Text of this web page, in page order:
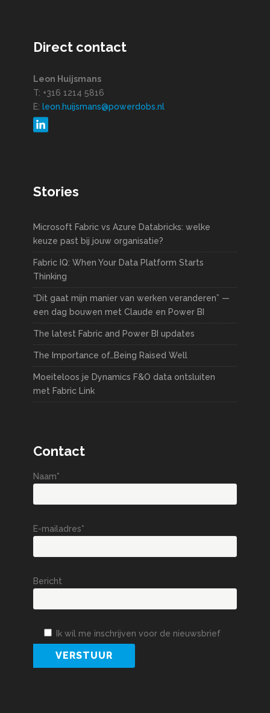
Direct contact
Leon Huijsmans
T: +316 1214 5816
E: leon.huijsmans@powerdobs.nl
Stories
Microsoft Fabric vs Azure Databricks: welke
keuze past bij jouw organisatie?
Fabric IQ: When Your Data Platform Starts
Thinking
“Dit gaat mijn manier van werken veranderen” —
een dag bouwen met Claude en Power BI
The latest Fabric and Power BI updates
The Importance of…Being Raised Well
Moeiteloos je Dynamics F&O data ontsluiten
met Fabric Link
Contact
Naam*
E-mailadres*
Bericht
Ik wil me inschrijven voor de nieuwsbrief